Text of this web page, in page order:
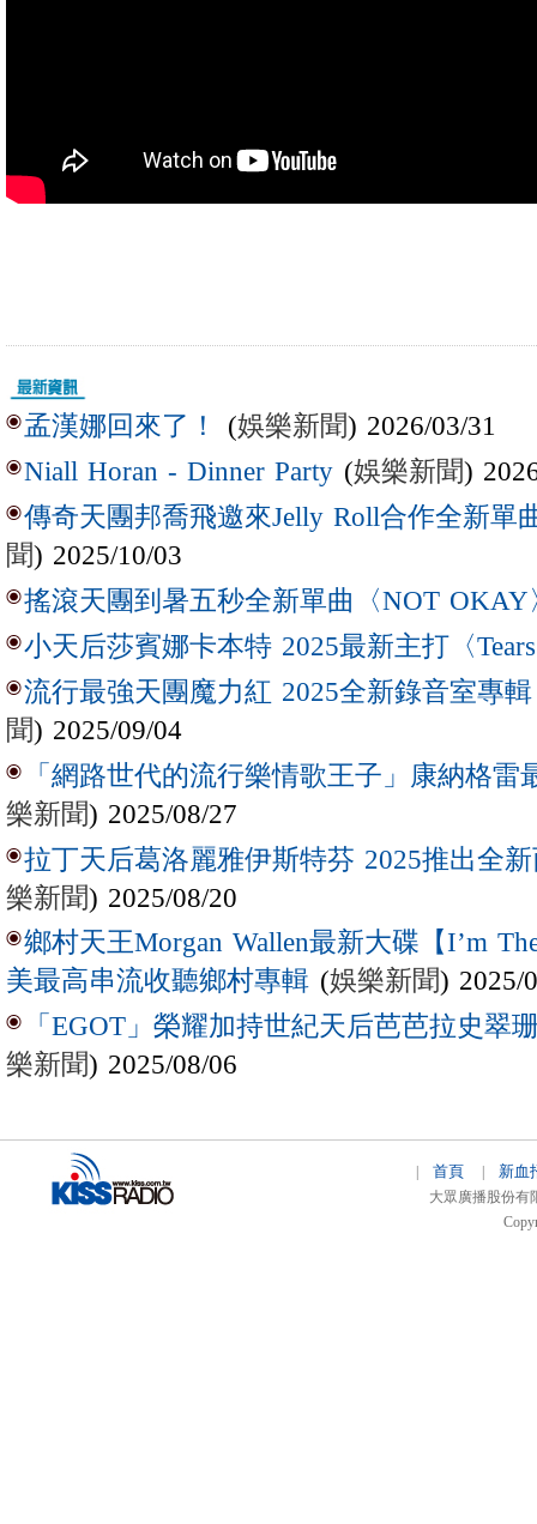
孟漢娜回來了！ (娛樂新聞) 2026/03/31
Niall Horan - Dinner Party (娛樂新聞)
傳奇天團邦喬飛邀來Jelly Roll合作全新單
聞) 2025/10/03
搖滾天團到暑五秒全新單曲〈NOT OKAY
小天后莎賓娜卡本特 2025最新主打〈
流行最強天團魔力紅 2025全新錄音室專
聞) 2025/09/04
「網路世代的流行樂情歌王子」康納格雷
樂新聞) 2025/08/27
拉丁天后葛洛麗雅伊斯特芬 2025推出全新
樂新聞) 2025/08/20
鄉村天王Morgan Wallen最新大碟【I’m
美最高串流收聽鄉村專輯 (娛樂新聞) 2025/
「EGOT」榮耀加持世紀天后芭芭拉史翠
樂新聞) 2025/08/06
| 首頁| 新血
大眾廣播股份有